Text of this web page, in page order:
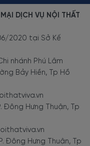
DỊCH VỤ NỘI THẤT
2020 tại Sở Kế
nhánh Phú Lâm
Bảy Hiền, Tp Hồ
Đông Hưng Thuận, Tp
Đông Hưng Thuận, Tp